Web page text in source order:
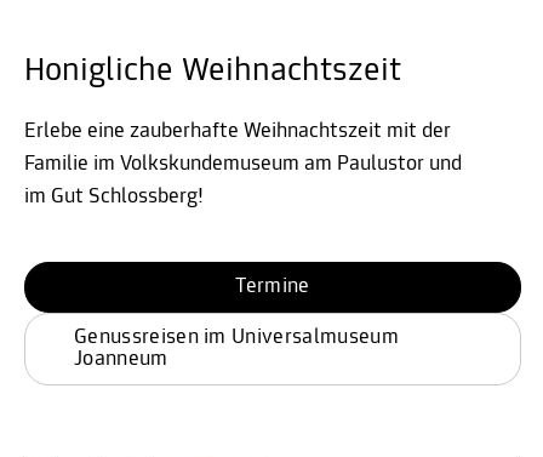
Honigliche Weihnachtszeit
Erlebe eine zauberhafte Weihnachtszeit mit der
Familie im Volkskundemuseum am Paulustor und
im Gut Schlossberg!
Termine
Genussreisen im Universalmuseum
Joanneum